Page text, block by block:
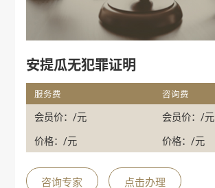
安提瓜无犯罪证明
服务费 咨询费
会员价：/元 会员价：/元
价格：/元 价格：/元
咨询专家 点击办理